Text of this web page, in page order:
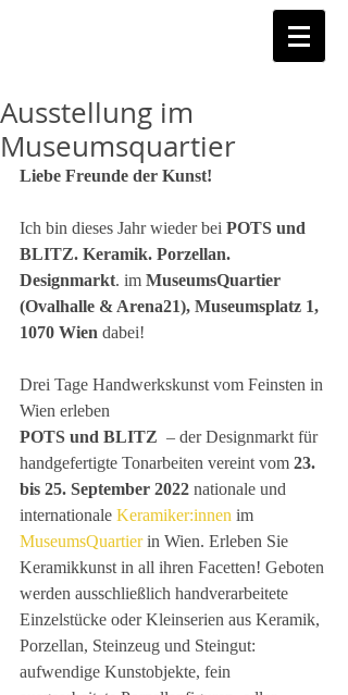
Ausstellung im
Museumsquartier
Liebe Freunde der Kunst!
Ich bin dieses Jahr wieder bei POTS und
BLITZ. Keramik. Porzellan.
Designmarkt. im MuseumsQuartier
(Ovalhalle & Arena21), Museumsplatz 1,
1070 Wien dabei!
Drei Tage Handwerkskunst vom Feinsten in
Wien erleben
POTS und BLITZ
  – der Designmarkt für
handgefertigte Tonarbeiten vereint vom 23.
bis 25. September 2022 nationale und
internationale Keramiker:innen im
MuseumsQuartier in Wien. Erleben Sie
Keramikkunst in all ihren Facetten! Geboten
werden ausschließlich handverarbeitete
Einzelstücke oder Kleinserien aus Keramik,
Porzellan, Steinzeug und Steingut:
aufwendige Kunstobjekte, fein